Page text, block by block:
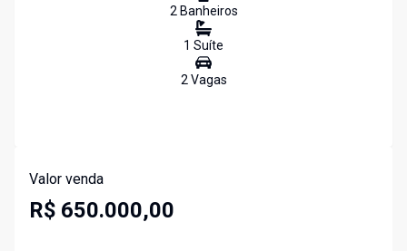
2Banheiros
1 Suíte
2Vagas
Valor venda
R$ 650.000,00